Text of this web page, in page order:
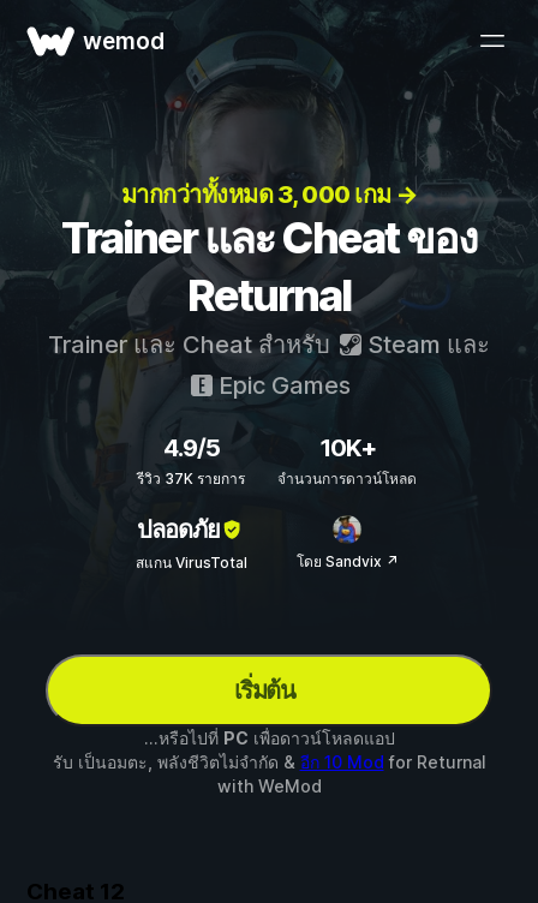
wemod
มากกว่าทั้งหมด 3, 000 เกม →
Trainer และ Cheat ของ
Returnal
Trainer และ Cheat สำหรับ Steam และ
Epic Games
4.9/5
รีวิว 37K รายการ
10K+
จำนวนการดาวน์โหลด
ปลอดภัย
สแกน VirusTotal โดย Sandvix ↗
เริ่มต้น
...หรือไปที่ PC เพื่อดาวน์โหลดแอป
รับ เป็นอมตะ, พลังชีวิตไม่จำกัด & อีก 10 Mod for Returnal
with WeMod
Cheat 12